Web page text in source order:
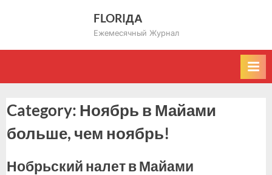
FLORIДА
Ежемесячный Журнал
Category: Ноябрь в Майами
больше, чем ноябрь!
Нобрьский налет в Майами